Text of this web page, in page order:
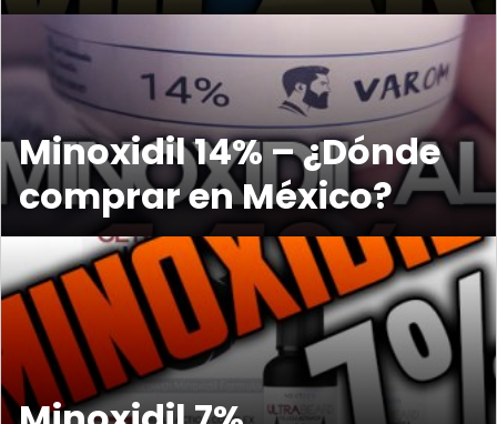
Minoxidil 14% – ¿Dónde
comprar en México?